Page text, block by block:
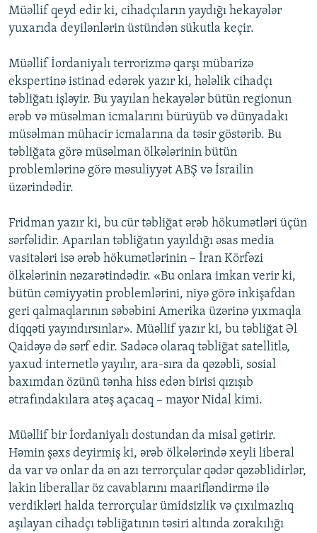
Müəllif qeyd edir ki, cihadçıların yaydığı hekayələr
yuxarıda deyilənlərin üstündən sükutla keçir.
Müəllif İordaniyalı terrorizmə qarşı mübarizə
ekspertinə istinad edərək yazır ki, hələlik cihadçı
təbliğatı işləyir. Bu yayılan hekayələr bütün regionun
ərəb və müsəlman icmalarını bürüyüb və dünyadakı
müsəlman mühacir icmalarına da təsir göstərib. Bu
təbliğata görə müsəlman ölkələrinin bütün
problemlərinə görə məsuliyyət ABŞ və İsrailin
üzərindədir.
Fridman yazır ki, bu cür təbliğat ərəb hökumətləri üçün
sərfəlidir. Aparılan təbliğatın yayıldığı əsas media
vasitələri isə ərəb hökumətlərinin – İran Körfəzi
ölkələrinin nəzarətindədir. «Bu onlara imkan verir ki,
bütün cəmiyyətin problemlərini, niyə görə inkişafdan
geri qalmaqlarının səbəbini Amerika üzərinə yıxmaqla
diqqəti yayındırsınlar». Müəllif yazır ki, bu təbliğat Əl
Qaidəyə də sərf edir. Sadəcə olaraq təbliğat satellitlə,
yaxud internetlə yayılır, ara-sıra da qəzəbli, sosial
baxımdan özünü tənha hiss edən birisi qızışıb
ətrafındakılara atəş açacaq – mayor Nidal kimi.
Müəllif bir İordaniyalı dostundan da misal gətirir.
Həmin şəxs deyirmiş ki, ərəb ölkələrində xeyli liberal
da var və onlar da ən azı terrorçular qədər qəzəblidirlər,
lakin liberallar öz cavablarını maarifləndirmə ilə
verdikləri halda terrorçular ümidsizlik və çıxılmazlıq
aşılayan cihadçı təbliğatının təsiri altında zorakılığı